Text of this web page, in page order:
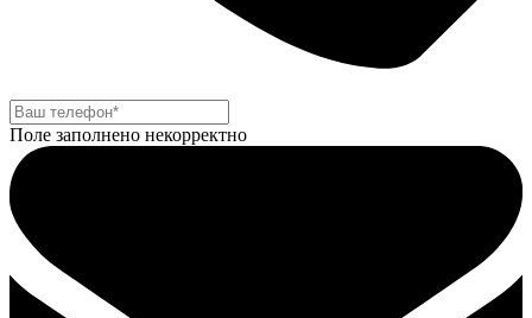
Поле заполнено некорректно